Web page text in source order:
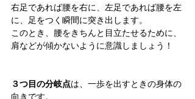
右足であれば腰を右に、左足であれば腰を左
に、足をつく瞬間に突き出します。
このとき、腰をきちんと目立たせるために、
肩などが傾かないように意識しましょう！
３つ目の分岐点は、一歩を出すときの身体の
向きです。